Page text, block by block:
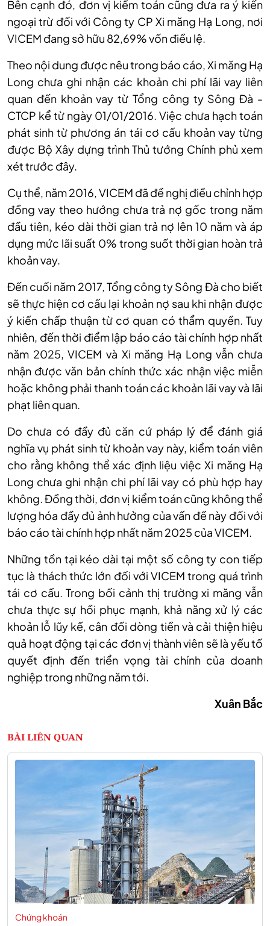
Bên cạnh đó, đơn vị kiểm toán cũng đưa ra ý kiến
ngoại trừ đối với Công ty CP Xi măng Hạ Long, nơi
VICEM đang sở hữu 82,69% vốn điều lệ.
Theo nội dung được nêu trong báo cáo, Xi măng Hạ
Long chưa ghi nhận các khoản chi phí lãi vay liên
quan đến khoản vay từ Tổng công ty Sông Đà -
CTCP kể từ ngày 01/01/2016. Việc chưa hạch toán
phát sinh từ phương án tái cơ cấu khoản vay từng
được Bộ Xây dựng trình Thủ tướng Chính phủ xem
xét trước đây.
Cụ thể, năm 2016, VICEM đã đề nghị điều chỉnh hợp
đồng vay theo hướng chưa trả nợ gốc trong năm
đầu tiên, kéo dài thời gian trả nợ lên 10 năm và áp
dụng mức lãi suất 0% trong suốt thời gian hoàn trả
khoản vay.
Đến cuối năm 2017, Tổng công ty Sông Đà cho biết
sẽ thực hiện cơ cấu lại khoản nợ sau khi nhận được
ý kiến chấp thuận từ cơ quan có thẩm quyền. Tuy
nhiên, đến thời điểm lập báo cáo tài chính hợp nhất
năm 2025, VICEM và Xi măng Hạ Long vẫn chưa
nhận được văn bản chính thức xác nhận việc miễn
hoặc không phải thanh toán các khoản lãi vay và lãi
phạt liên quan.
Do chưa có đầy đủ căn cứ pháp lý để đánh giá
nghĩa vụ phát sinh từ khoản vay này, kiểm toán viên
cho rằng không thể xác định liệu việc Xi măng Hạ
Long chưa ghi nhận chi phí lãi vay có phù hợp hay
không. Đồng thời, đơn vị kiểm toán cũng không thể
lượng hóa đầy đủ ảnh hưởng của vấn đề này đối với
báo cáo tài chính hợp nhất năm 2025 của VICEM.
Những tồn tại kéo dài tại một số công ty con tiếp
tục là thách thức lớn đối với VICEM trong quá trình
tái cơ cấu. Trong bối cảnh thị trường xi măng vẫn
chưa thực sự hồi phục mạnh, khả năng xử lý các
khoản lỗ lũy kế, cân đối dòng tiền và cải thiện hiệu
quả hoạt động tại các đơn vị thành viên sẽ là yếu tố
quyết định đến triển vọng tài chính của doanh
nghiệp trong những năm tới.
Xuân Bắc
BÀI LIÊN QUAN
Chứng khoán